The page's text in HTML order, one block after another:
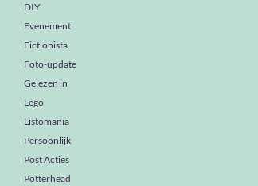
DIY
Evenement
Fictionista
Foto-update
Gelezen in
Lego
Listomania
Persoonlijk
Post Acties
Potterhead